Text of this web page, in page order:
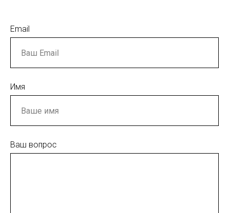
Email
Имя
Ваш вопрос